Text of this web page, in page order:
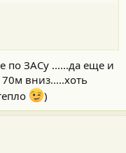
по ЗАСу ......да еще и
вниз.....хоть
)